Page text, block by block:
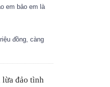
em bảo em là
đồng, càng
lừa đảo tình